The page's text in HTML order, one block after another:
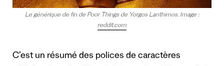
Le générique de fin de Poor Things de Yorgos Lanthimos. Image :
reddit.com
C’est un résumé des polices de caractères